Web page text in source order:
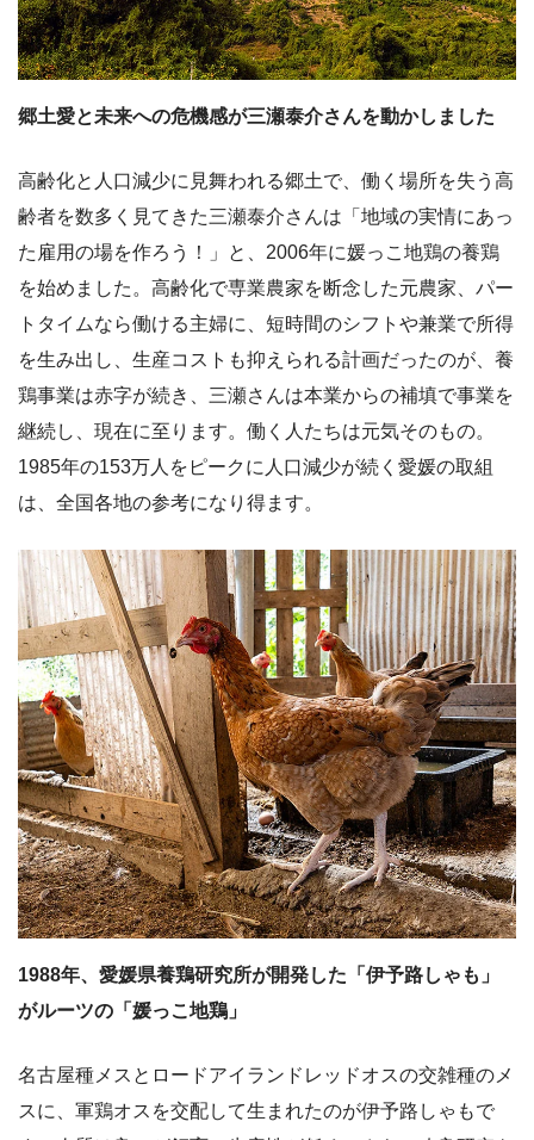
郷土愛と未来への危機感が三瀬泰介さんを動かしました
高齢化と人口減少に見舞われる郷土で、働く場所を失う高
齢者を数多く見てきた三瀬泰介さんは「地域の実情にあっ
た雇用の場を作ろう！」と、2006年に媛っこ地鶏の養鶏
を始めました。高齢化で専業農家を断念した元農家、パー
トタイムなら働ける主婦に、短時間のシフトや兼業で所得
を生み出し、生産コストも抑えられる計画だったのが、養
鶏事業は赤字が続き、三瀬さんは本業からの補填で事業を
継続し、現在に至ります。働く人たちは元気そのもの。
1985年の153万人をピークに人口減少が続く愛媛の取組
は、全国各地の参考になり得ます。
1988年、愛媛県養鶏研究所が開発した「伊予路しゃも」
がルーツの「媛っこ地鶏」
名古屋種メスとロードアイランドレッドオスの交雑種のメ
スに、軍鶏オスを交配して生まれたのが伊予路しゃもで